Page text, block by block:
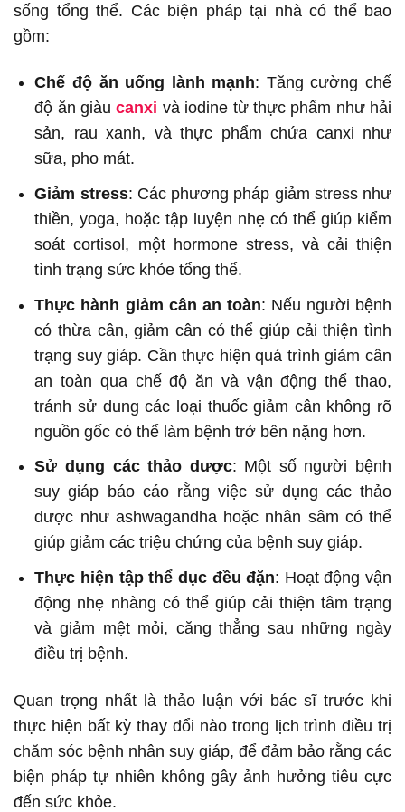
sống tổng thể. Các biện pháp tại nhà có thể bao
gồm:
Chế độ ăn uống lành mạnh: Tăng cường chế
độ ăn giàucanxi và iodine từ thực phẩm như hải
sản, rau xanh, và thực phẩm chứa canxi như
sữa, pho mát.
Giảm stress: Các phương pháp giảm stress như
thiền, yoga, hoặc tập luyện nhẹ có thể giúp kiểm
soát cortisol, một hormone stress, và cải thiện
tình trạng sức khỏe tổng thể.
Thực hành giảm cân an toàn: Nếu người bệnh
có thừa cân, giảm cân có thể giúp cải thiện tình
trạng suy giáp. Cần thực hiện quá trình giảm cân
an toàn qua chế độ ăn và vận động thể thao,
tránh sử dung các loại thuốc giảm cân không rõ
nguồn gốc có thể làm bệnh trở bên nặng hơn.
Sử dụng các thảo dược: Một số người bệnh
suy giáp báo cáo rằng việc sử dụng các thảo
dược như ashwagandha hoặc nhân sâm có thể
giúp giảm các triệu chứng của bệnh suy giáp.
Thực hiện tập thể dục đều đặn: Hoạt động vận
động nhẹ nhàng có thể giúp cải thiện tâm trạng
và giảm mệt mỏi, căng thẳng sau những ngày
điều trị bệnh.
Quan trọng nhất là thảo luận với bác sĩ trước khi
thực hiện bất kỳ thay đổi nào trong lịch trình điều trị
chăm sóc bệnh nhân suy giáp, để đảm bảo rằng các
biện pháp tự nhiên không gây ảnh hưởng tiêu cực
đến sức khỏe.